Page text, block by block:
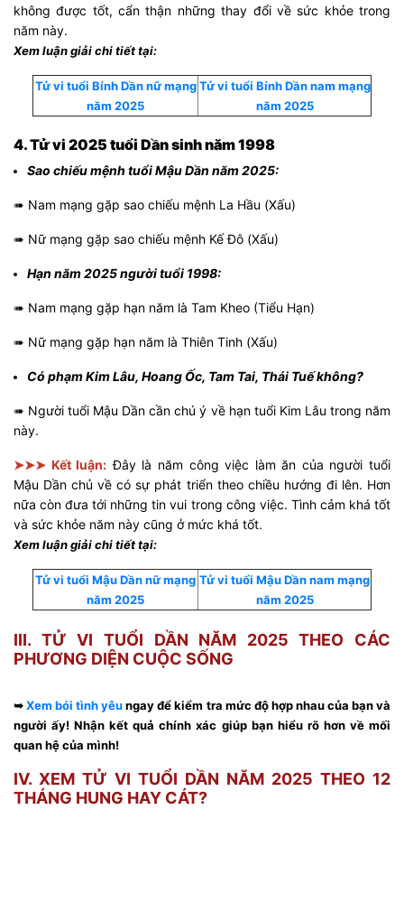
không được tốt, cẩn thận những thay đổi về sức khỏe trong
năm này.
Xem luận giải chi tiết tại:
Tử vi tuổi Bính Dần nữ mạng
năm 2025
Tử vi tuổi Bính Dần nam mạng
năm 2025
4. Tử vi 2025 tuổi Dần sinh năm 1998
Sao chiếu mệnh tuổi Mậu Dần năm 2025:
➠ Nam mạng gặp sao chiếu mệnh La Hầu (Xấu)
➠ Nữ mạng gặp sao chiếu mệnh Kế Đô (Xấu)
Hạn năm 2025 người tuổi 1998:
➠ Nam mạng gặp hạn năm là Tam Kheo (Tiểu Hạn)
➠ Nữ mạng gặp hạn năm là Thiên Tinh (Xấu)
Có phạm Kim Lâu, Hoang Ốc, Tam Tai, Thái Tuế không?
➠ Người tuổi Mậu Dần cần chú ý về hạn tuổi Kim Lâu trong năm
này.
➤➤➤ Kết luận: Đây là năm công việc làm ăn của người tuổi
Mậu Dần chủ về có sự phát triển theo chiều hướng đi lên. Hơn
nữa còn đưa tới những tin vui trong công việc. Tình cảm khá tốt
và sức khỏe năm này cũng ở mức khá tốt.
Xem luận giải chi tiết tại:
Tử vi tuổi Mậu Dần nữ mạng
năm 2025
Tử vi tuổi Mậu Dần nam mạng
năm 2025
III. TỬ VI TUỔI DẦN NĂM 2025 THEO CÁC
PHƯƠNG DIỆN CUỘC SỐNG
➥Xem bói tình yêungay để kiểm tra mức độ hợp nhau của bạn và
người ấy! Nhận kết quả chính xác giúp bạn hiểu rõ hơn về mối
quan hệ của mình!
IV. XEM TỬ VI TUỔI DẦN NĂM 2025 THEO 12
THÁNG HUNG HAY CÁT?